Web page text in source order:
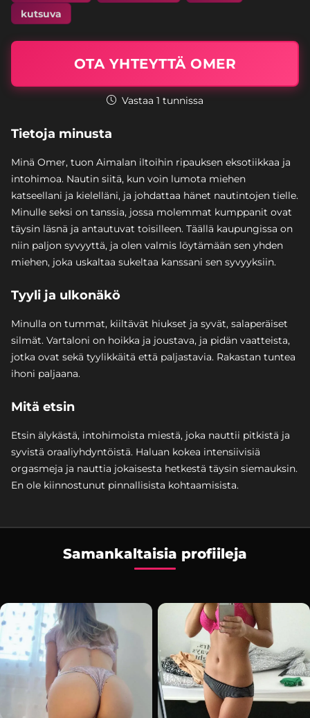
kutsuva
OTA YHTEYTTÄ OMER
Vastaa 1 tunnissa
Tietoja minusta
Minä Omer, tuon Aimalan iltoihin ripauksen eksotiikkaa ja
intohimoa. Nautin siitä, kun voin lumota miehen
katseellani ja kielelläni, ja johdattaa hänet nautintojen tielle.
Minulle seksi on tanssia, jossa molemmat kumppanit ovat
täysin läsnä ja antautuvat toisilleen. Täällä kaupungissa on
niin paljon syvyyttä, ja olen valmis löytämään sen yhden
miehen, joka uskaltaa sukeltaa kanssani sen syvyyksiin.
Tyyli ja ulkonäkö
Minulla on tummat, kiiltävät hiukset ja syvät, salaperäiset
silmät. Vartaloni on hoikka ja joustava, ja pidän vaatteista,
jotka ovat sekä tyylikkäitä että paljastavia. Rakastan tuntea
ihoni paljaana.
Mitä etsin
Etsin älykästä, intohimoista miestä, joka nauttii pitkistä ja
syvistä oraaliyhdyntöistä. Haluan kokea intensiivisiä
orgasmeja ja nauttia jokaisesta hetkestä täysin siemauksin.
En ole kiinnostunut pinnallisista kohtaamisista.
Samankaltaisia profiileja